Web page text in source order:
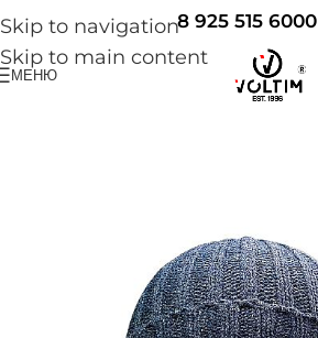
Skip to navigation
Skip to main content
8 925 515 6000
МЕНЮ